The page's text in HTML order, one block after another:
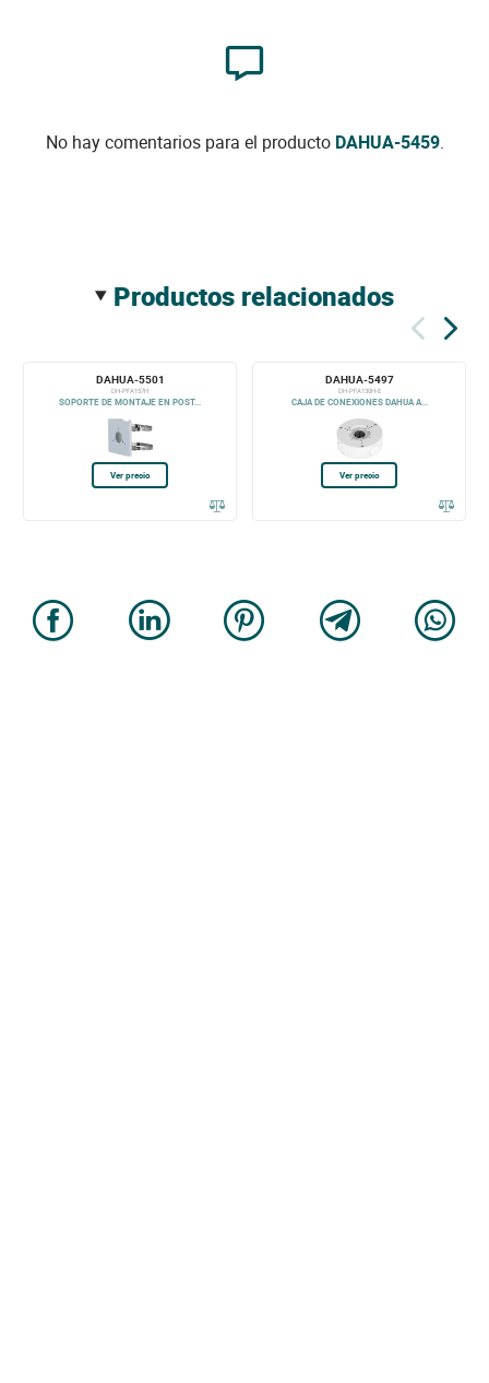
No hay comentarios para el producto DAHUA-5459.
productos relacionados
DAHUA-5501
DH-PFA157H
SOPORTE DE MONTAJE EN POST...
Ver precio
DAHUA-5497
DH-PFA130H-E
CAJA DE CONEXIONES DAHUA A...
Ver precio